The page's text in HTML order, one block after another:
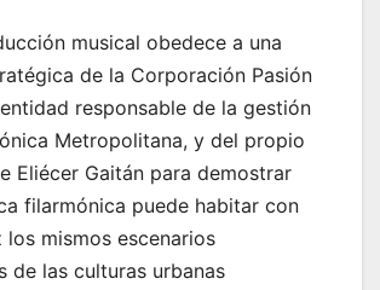
musical obedece a una
de la Corporación Pasión
responsable de la gestión
Metropolitana, y del propio
Eliécer Gaitán para demostrar
filarmónica puede habitar con
mismos escenarios
de las culturas urbanas